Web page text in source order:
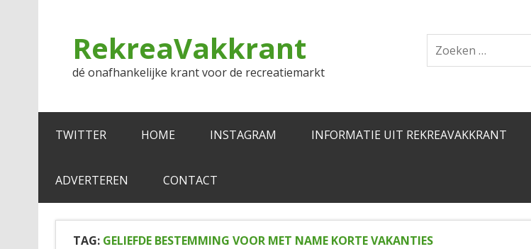
RekreaVakkrant
dé onafhankelijke krant voor de recreatiemarkt
TWITTER HOME INSTAGRAM INFORMATIE UIT REKREAVAKKRANT
ADVERTEREN CONTACT
TAG: GELIEFDE BESTEMMING VOOR MET NAME KORTE VAKANTIES